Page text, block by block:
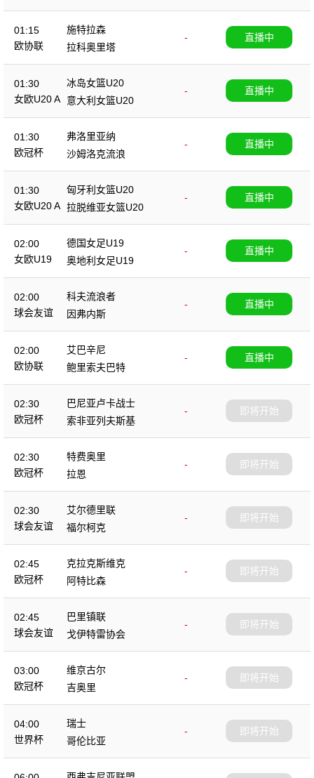
01:15
欧协联
施特拉森
-
拉科奥里塔
直播中
01:30
女欧U20 A
冰岛女篮U20
-
意大利女篮U20
直播中
01:30
欧冠杯
弗洛里亚纳
-
沙姆洛克流浪
直播中
01:30
女欧U20 A
匈牙利女篮U20
-
拉脱维亚女篮U20
直播中
02:00
女欧U19
德国女足U19
-
奥地利女足U19
直播中
02:00
球会友谊
科夫流浪者
-
因弗内斯
直播中
02:00
欧协联
艾巴辛尼
-
鲍里索夫巴特
直播中
02:30
欧冠杯
巴尼亚卢卡战士
-
索非亚列夫斯基
即将开始
02:30
欧冠杯
特费奥里
-
拉恩
即将开始
02:30
球会友谊
艾尔德里联
-
福尔柯克
即将开始
02:45
欧冠杯
克拉克斯维克
-
阿特比森
即将开始
02:45
球会友谊
巴里镇联
-
戈伊特雷协会
即将开始
03:00
欧冠杯
维京古尔
-
吉奥里
即将开始
04:00
世界杯
瑞士
-
哥伦比亚
即将开始